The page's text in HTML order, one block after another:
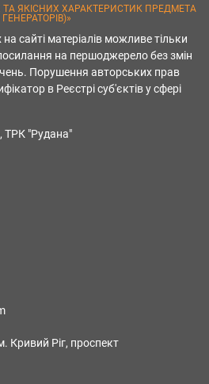
ЯКІСНИХ ХАРАКТЕРИСТИК ПРЕДМЕТА
сайті матеріалів можливе тільки
на першоджерело без змін
Порушення авторських прав
в Реєстрі суб'єктів у сфері
ТРК "Рудана"
Кривий Ріг, проспект